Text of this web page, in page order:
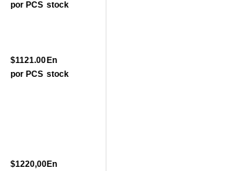
por PCS stock
$1121.00
por PCS
En
stock
$1220,00En